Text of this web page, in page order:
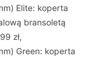
Elite: koperta
bransoletą
zł,
Green: koperta